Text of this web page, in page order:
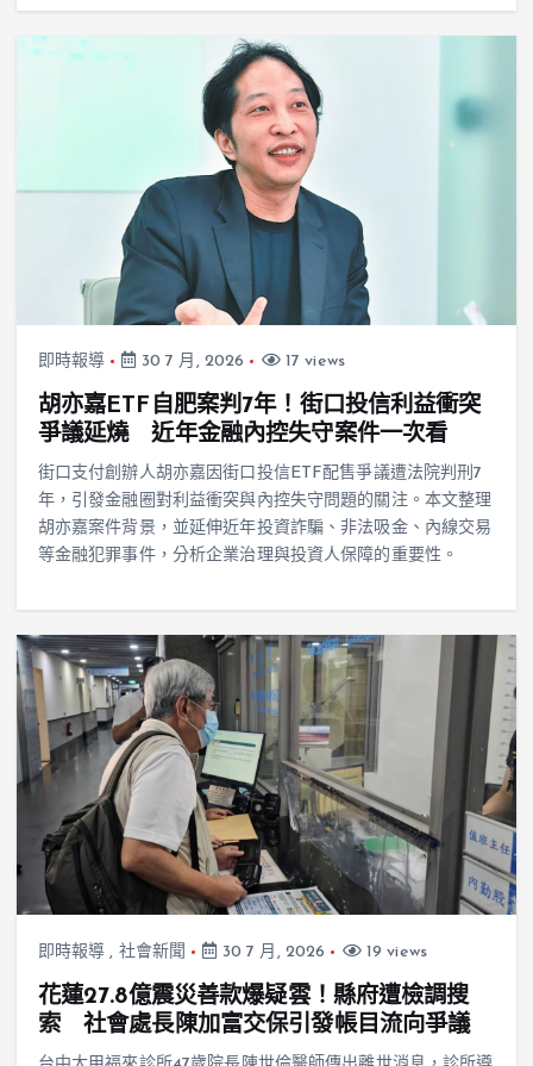
即時報導 30 7 月, 2026 17 views
胡亦嘉ETF自肥案判7年！街口投信利益衝突
爭議延燒 近年金融內控失守案件一次看
街口支付創辦人胡亦嘉因街口投信ETF配售爭議遭法院判刑7
年，引發金融圈對利益衝突與內控失守問題的關注。本文整理
胡亦嘉案件背景，並延伸近年投資詐騙、非法吸金、內線交易
等金融犯罪事件，分析企業治理與投資人保障的重要性。
即時報導 , 社會新聞 30 7 月, 2026 19 views
花蓮27.8億震災善款爆疑雲！縣府遭檢調搜
索 社會處長陳加富交保引發帳目流向爭議